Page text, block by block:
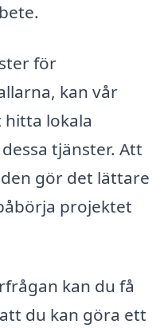
för
kan vår
lokala
tjänster. Att
gör det lättare
projektet
kan du få
du kan göra ett